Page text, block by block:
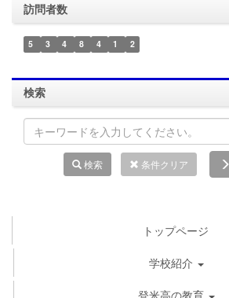
訪問者数
5 3 4 8 4 1 2
検索
検索 条件クリア
トップページ
学校紹介